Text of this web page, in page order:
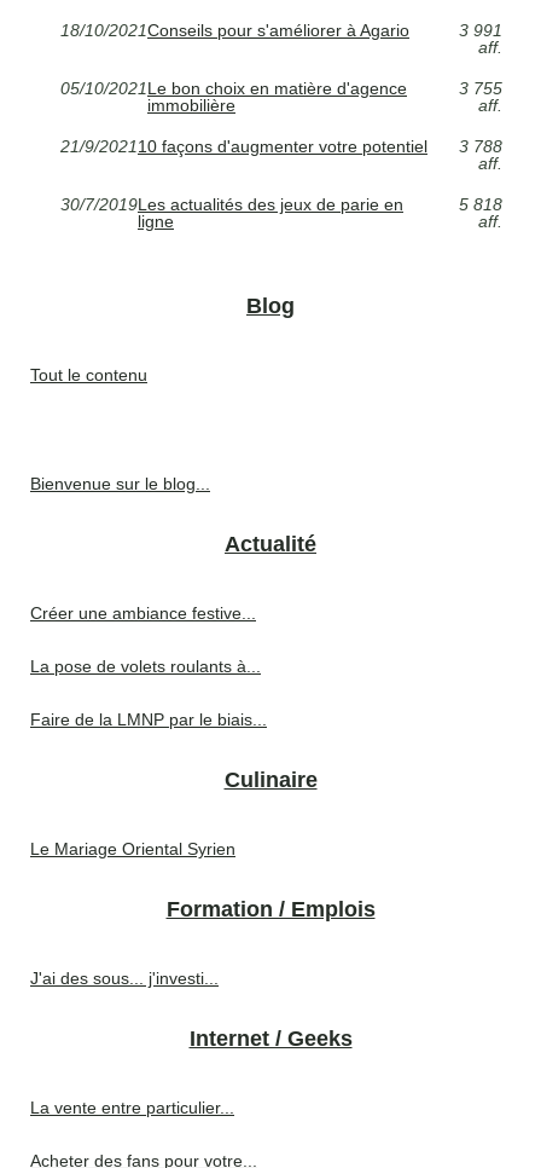
18/10/2021Conseils pour s'améliorer à Agario
3 991
aff.
05/10/2021Le bon choix en matière d'agence
immobilière
3 755
aff.
21/9/202110 façons d'augmenter votre potentiel
3 788
aff.
30/7/2019Les actualités des jeux de parie en
ligne
5 818
aff.
Blog
Tout le contenu
Bienvenue sur le blog...
Actualité
Créer une ambiance festive...
La pose de volets roulants à...
Faire de la LMNP par le biais...
Culinaire
Le Mariage Oriental Syrien
Formation / Emplois
J'ai des sous... j'investi...
Internet / Geeks
La vente entre particulier...
Acheter des fans pour votre...